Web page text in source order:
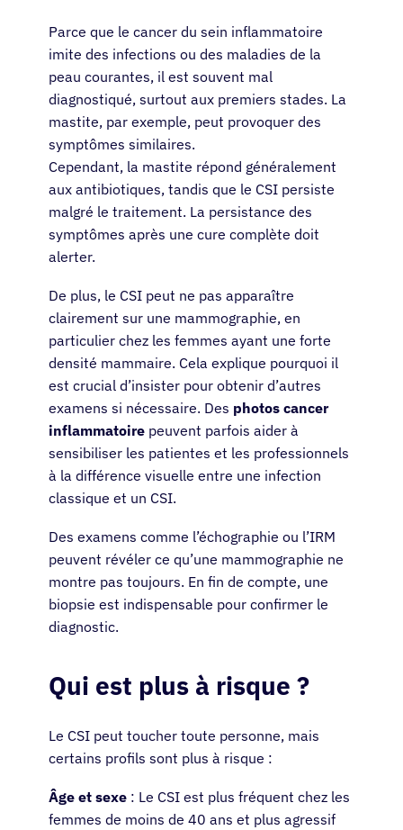
Patients
Médecins
Solutions
Ressources
À propos
Se connecter
Français
Parce que le cancer du sein inflammatoire
imite des infections ou des maladies de la
peau courantes, il est souvent mal
diagnostiqué, surtout aux premiers stades. La
mastite, par exemple, peut provoquer des
symptômes similaires.
Cependant, la mastite répond généralement
aux antibiotiques, tandis que le CSI persiste
malgré le traitement. La persistance des
symptômes après une cure complète doit
alerter.
De plus, le CSI peut ne pas apparaître
clairement sur une mammographie, en
particulier chez les femmes ayant une forte
densité mammaire. Cela explique pourquoi il
est crucial d’insister pour obtenir d’autres
examens si nécessaire. Des photos cancer
inflammatoire peuvent parfois aider à
sensibiliser les patientes et les professionnels
à la différence visuelle entre une infection
classique et un CSI.
Des examens comme l’échographie ou l’IRM
peuvent révéler ce qu’une mammographie ne
montre pas toujours. En fin de compte, une
biopsie est indispensable pour confirmer le
diagnostic.
Qui est plus à risque ?
Le CSI peut toucher toute personne, mais
certains profils sont plus à risque :
Âge et sexe : Le CSI est plus fréquent chez les
femmes de moins de 40 ans et plus agressif